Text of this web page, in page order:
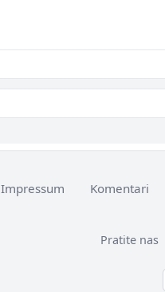
Impressum Komentari
Pratite nas